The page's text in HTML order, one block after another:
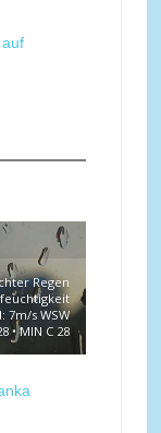
Regen
7m/s WSW
• MIN C 28